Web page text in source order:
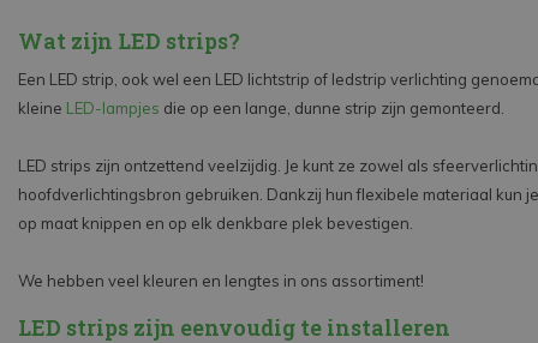
Wat zijn LED strips?
Een LED strip, ook wel een LED lichtstrip of ledstrip verlichting
kleine LED-lampjes die op een lange, dunne strip zijn gemonteerd.
LED strips zijn ontzettend veelzijdig. Je kunt ze zowel als
hoofdverlichtingsbron gebruiken. Dankzij hun flexibele materiaal kun
op maat knippen en op elk denkbare plek bevestigen.
We hebben veel kleuren en lengtes in ons assortiment!
LED strips zijn eenvoudig te installeren